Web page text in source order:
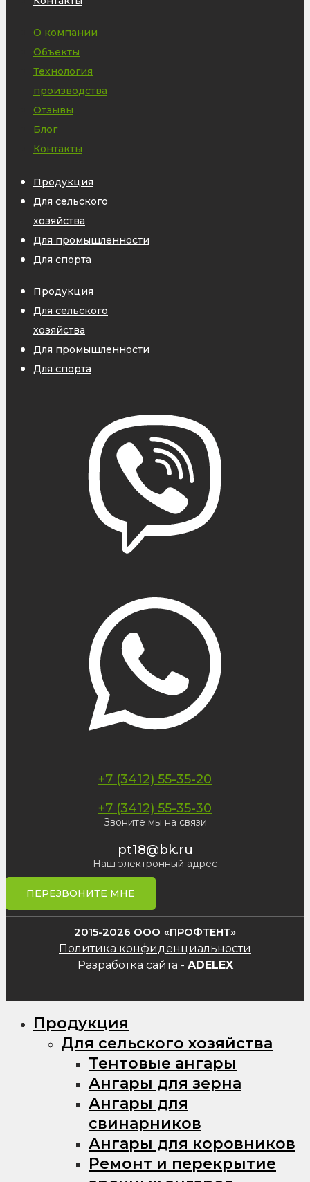
О компании
Объекты
Технология
производства
Отзывы
Блог
Контакты
Продукция
Для сельского
хозяйства
Для промышленности
Для спорта
Продукция
Для сельского
хозяйства
Для промышленности
Для спорта
+7 (3412) 55-35-20
+7 (3412) 55-35-30
Звоните мы на связи
pt18@bk.ru
Наш электронный адрес
ПЕРЕЗВОНИТЕ МНЕ
2015-2026 ООО «ПРОФТЕНТ»
Политика конфиденциальности
Разработка сайта - ADELEX
Продукция
Для сельского хозяйства
Тентовые ангары
Ангары для зерна
Ангары для
свинарников
Ангары для коровников
Ремонт и перекрытие